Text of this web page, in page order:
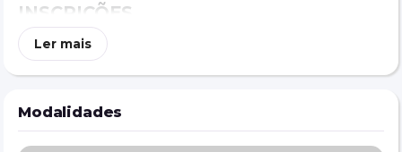
INSCRIÇÕES
A participação no evento é paga
Valor: R$ 39,90 + taxa da plataforma
As inscrições são limitadas a 100 participantes
As vagas serão preenchidas conforme ordem de inscrição no
site
Ler mais
Modalidades